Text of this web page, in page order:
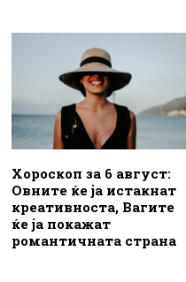
Хороскоп за 6 август:
Овните ќе ја истакнат
креативноста, Вагите
ќе ја покажат
романтичната страна